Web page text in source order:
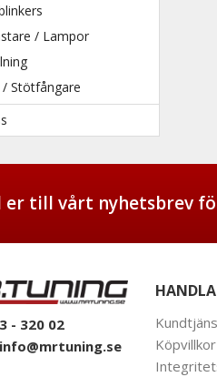
/ Lampor
/ Stötfångare
er till vårt nyhetsbrev
- 320 02
info@mrtuning.se
HANDLA
Köpvillkor